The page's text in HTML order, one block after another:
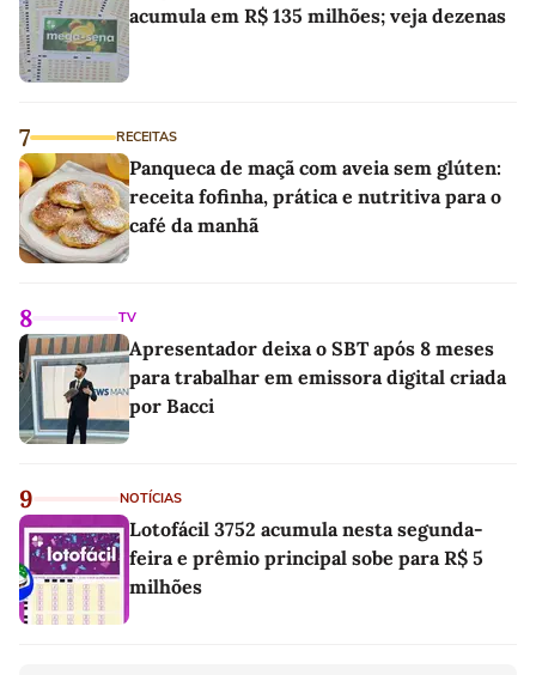
acumula em R$ 135 milhões; veja dezenas
7 RECEITAS
Panqueca de maçã com aveia sem glúten:
receita fofinha, prática e nutritiva para o
café da manhã
8 TV
Apresentador deixa o SBT após 8 meses
para trabalhar em emissora digital criada
por Bacci
9 NOTÍCIAS
Lotofácil 3752 acumula nesta segunda-
feira e prêmio principal sobe para R$ 5
milhões